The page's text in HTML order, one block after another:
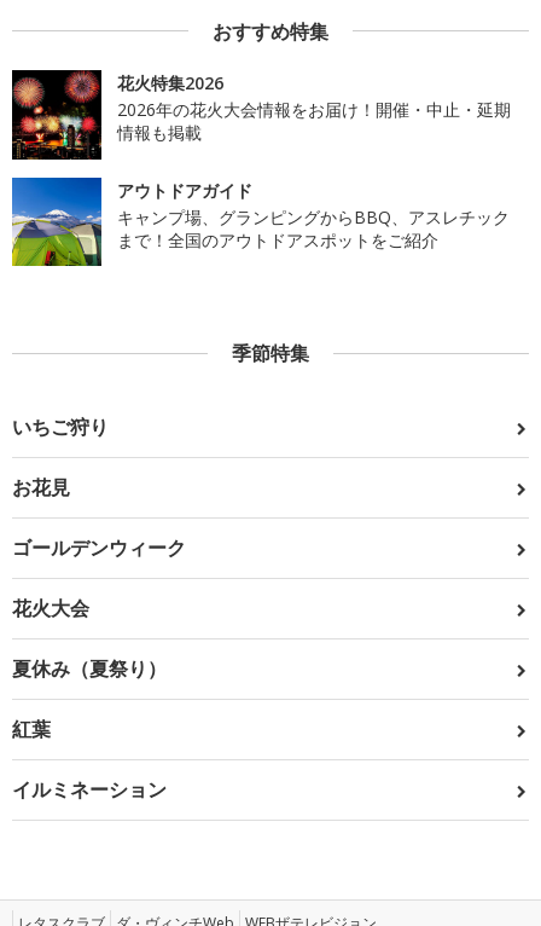
おすすめ特集
花火特集2026
2026年の花火大会情報をお届け！開催・中止・延期
情報も掲載
アウトドアガイド
キャンプ場、グランピングからBBQ、アスレチック
まで！全国のアウトドアスポットをご紹介
季節特集
いちご狩り
お花見
ゴールデンウィーク
花火大会
夏休み（夏祭り）
紅葉
イルミネーション